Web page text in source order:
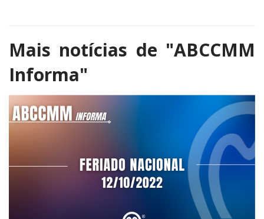
Mais notícias de "ABCCMM
Informa"